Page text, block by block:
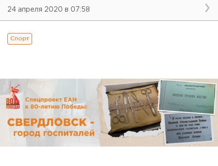
24 апреля 2020 в 07:58
Спорт